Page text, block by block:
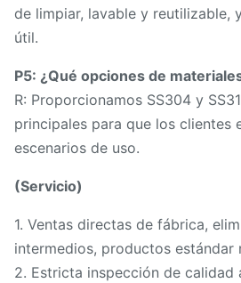
de limpiar, lavable y reutilizable,
útil.
P5: ¿Qué opciones de
R: Proporcionamos SS304 y
principales para que los clientes
escenarios de uso.
(Servicio)
1. Ventas directas de fábrica,
intermedios, productos estándar
2. Estricta inspección de calidad